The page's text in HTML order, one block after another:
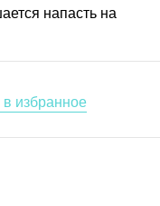
напасть на